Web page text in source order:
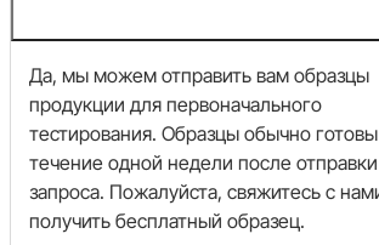
Да, мы можем отправить вам образцы
продукции для первоначального
тестирования. Образцы обычно
течение одной недели после отправки
запроса. Пожалуйста, свяжитесь с
получить бесплатный образец.